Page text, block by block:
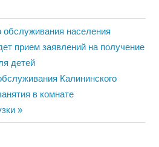
обслуживания населения
прием заявлений на получение
детей
Калининского
в комнате